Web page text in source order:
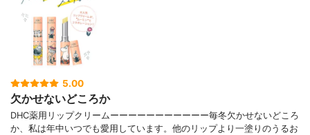
5.00
欠かせないどころか
DHC薬用リップクリームーーーーーーーーーーー毎冬欠かせないどころ
か、私は年中いつでも愛用しています。他のリップより一塗りのうるお